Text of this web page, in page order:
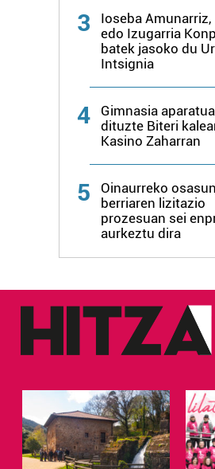
3
Ioseba
edo Izugarria
batek jasoko du
Intsignia
4
Gimnasia
dituzte Biteri
Kasino Zaharran
5
Oinaurreko
berriaren lizitazio
prozesuan sei
aurkeztu dira